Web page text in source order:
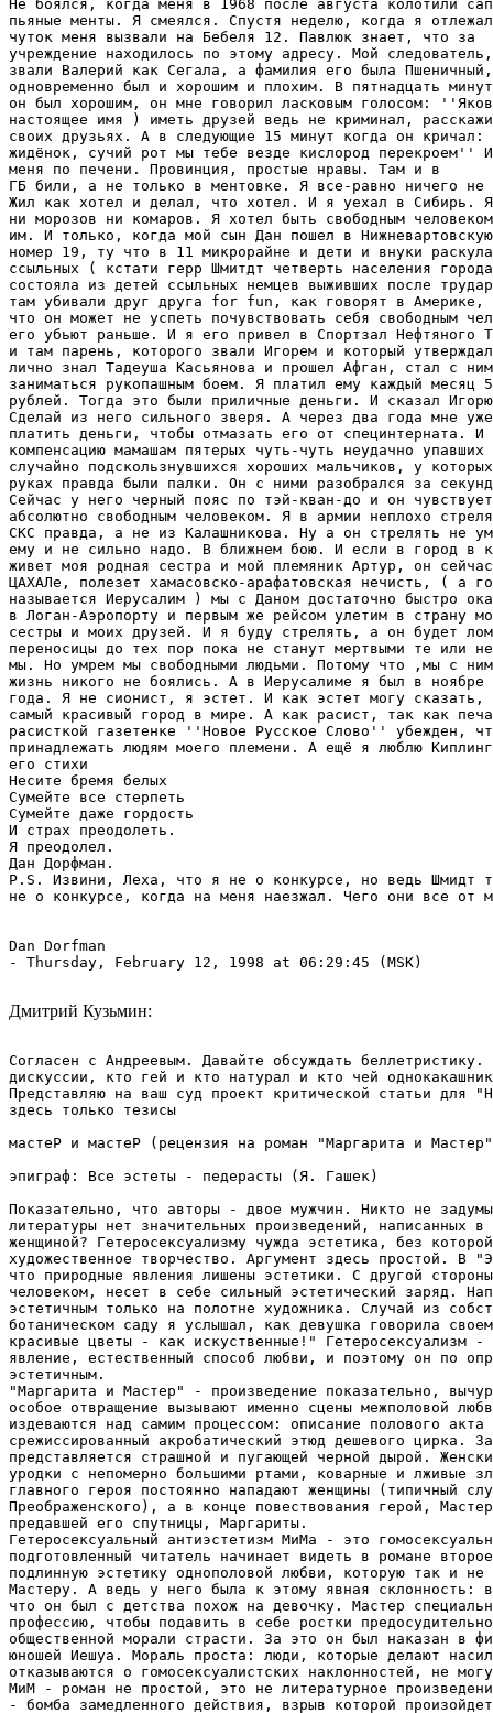
Не боялся, когда меня в 1968 после августа колотили
пьяные менты. Я смеялся. Спустя неделю, когда я
чуток меня вызвали на Бебеля 12. Павлюк знает, что за
учреждение находилось по этому адресу. Мой
звали Валерий как Сегала, а фамилия его была Пшеничный,
одновременно был и хорошим и плохим. В пятнадцать
он был хорошим, он мне говорил ласковым голосом:
настоящее имя ) иметь друзей ведь не криминал,
своих друзьях. А в следующие 15 минут когда он
жидёнок, сучий рот мы тебе везде кислород перекроем''
меня по печени. Провинция, простые нравы. Там и в
ГБ били, а не только в ментовке. Я все-равно ничего не
Жил как хотел и делал, что хотел. И я уехал в Сибирь.
ни морозов ни комаров. Я хотел быть свободным
им. И только, когда мой сын Дан пошел в
номер 19, ту что в 11 микрорайне и дети и внуки
ссыльных ( кстати герр Шмитдт четверть населения города
состояла из детей ссыльных немцев выживших после
там убивали друг друга for fun, как говорят в Америке,
что он может не успеть почувствовать себя свободным
его убьют раньше. И я его привел в Спортзал Нефтяного
и там парень, которого звали Игорем и который
лично знал Тадеуша Касьянова и прошел Афган, стал с ним
заниматься рукопашным боем. Я платил ему каждый месяц
рублей. Тогда это были приличные деньги. И сказал
Сделай из него сильного зверя. А через два года мне
платить деньги, чтобы отмазать его от специнтерната. И
компенсацию мамашам пятерых чуть-чуть неудачно упавших
случайно подскользнувшихся хороших мальчиков, у
руках правда были палки. Он с ними разобрался за
Сейчас у него черный пояс по тэй-кван-до и он
абсолютно свободным человеком. Я в армии неплохо
СКС правда, а не из Калашникова. Ну а он стрелять не
ему и не сильно надо. В ближнем бою. И если в город в
живет моя родная сестра и мой племяник Артур, он
ЦАХАЛе, полезет хамасовско-арафатовская нечисть, ( а
называется Иерусалим ) мы с Даном достаточно быстро
в Логан-Аэропорту и первым же рейсом улетим в страну
сестры и моих друзей. И я буду стрелять, а он будет
переносицы до тех пор пока не станут мертвыми те или
мы. Но умрем мы свободными людьми. Потому что ,мы с
жизнь никого не боялись. А в Иерусалиме я был в ноябре
года. Я не сионист, я эстет. И как эстет могу сказать,
самый красивый город в мире. А как расист, так как
расисткой газетенке ''Новое Русское Слово'' убежден,
принадлежать людям моего племени. А ещё я люблю
его стихи
Несите бремя белых
Сумейте все стерпеть
Сумейте даже гордость
И страх преодолеть.
Я преодолел.
Дан Дорфман.
P.S. Извини, Леха, что я не о конкурсе, но ведь Шмидт
не о конкурсе, когда на меня наезжал. Чего они все от
Dan Dorfman
- Thursday, February 12, 1998 at 06:29:45 (MSK)
Дмитрий Кузьмин:
Согласен с Андреевым. Давайте обсуждать беллетристику.
дискуссии, кто гей и кто натурал и кто чей
Представляю на ваш суд проект критической статьи для
здесь только тезисы
мастеР и мастеР (рецензия на роман "Маргарита и
эпиграф: Все эстеты - педерасты (Я. Гашек)
Показательно, что авторы - двое мужчин. Никто не
литературы нет значительных произведений, написанных в
женщиной? Гетеросексуализму чужда эстетика, без
художественное творчество. Аргумент здесь простой. В
что природные явления лишены эстетики. С другой
человеком, несет в себе сильный эстетический заряд.
эстетичным только на полотне художника. Случай из
ботаническом саду я услышал, как девушка говорила
красивые цветы - как искуственные!" Гетеросексуализм -
явление, естественный способ любви, и поэтому он по
эстетичным.
"Маргарита и Мастер" - произведение показательно,
особое отвращение вызывают именно сцены межполовой
издеваются над самим процессом: описание полового акта
срежиссированный акробатический этюд дешевого цирка.
представляется страшной и пугающей черной дырой.
уродки с непомерно большими ртами, коварные и лживые
главного героя постоянно нападают женщины (типичный
Преображенского), а в конце повествования герой,
предавшей его спутницы, Маргариты.
Гетеросексуальный антиэстетизм МиМа - это
подготовленный читатель начинает видеть в романе
подлинную эстетику однополовой любви, которую так и не
Мастеру. А ведь у него была к этому явная склонность:
что он был с детства похож на девочку. Мастер
профессию, чтобы подавить в себе ростки
общественной морали страсти. За это он был наказан в
юношей Иешуа. Мораль проста: люди, которые делают
отказываются о гомосексуалистских наклонностей, не
МиМ - роман не простой, это не литературное
- бомба замедленного действия, взрыв которой